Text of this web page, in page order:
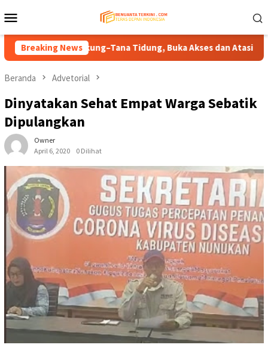
ke
Mobile
Breaking News
Sembakung–Tana Tidung, Buka Akses dan Atasi Banjir Wilayah
Beranda Advetorial
Dinyatakan Sehat Empat Warga Sebatik
Dipulangkan
Owner
April 6, 2020
0 Dilihat